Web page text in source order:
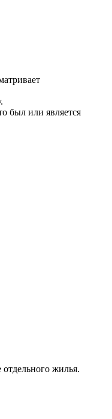
был или является
жилья.